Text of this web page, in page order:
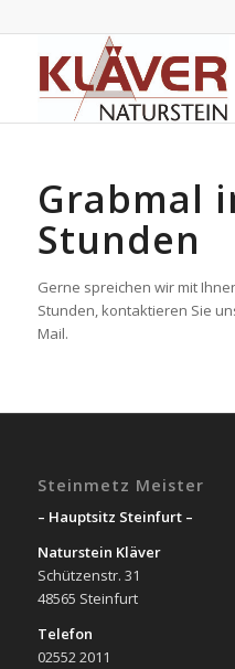
Grabmal
Stunden
Gerne spreichen wir mit
Stunden, kontaktieren Sie
Mail.
Steinmetz Meister
– Hauptsitz Steinfurt –
Naturstein Kläver
Schützenstr. 31
48565 Steinfurt
Telefon
02552 2011